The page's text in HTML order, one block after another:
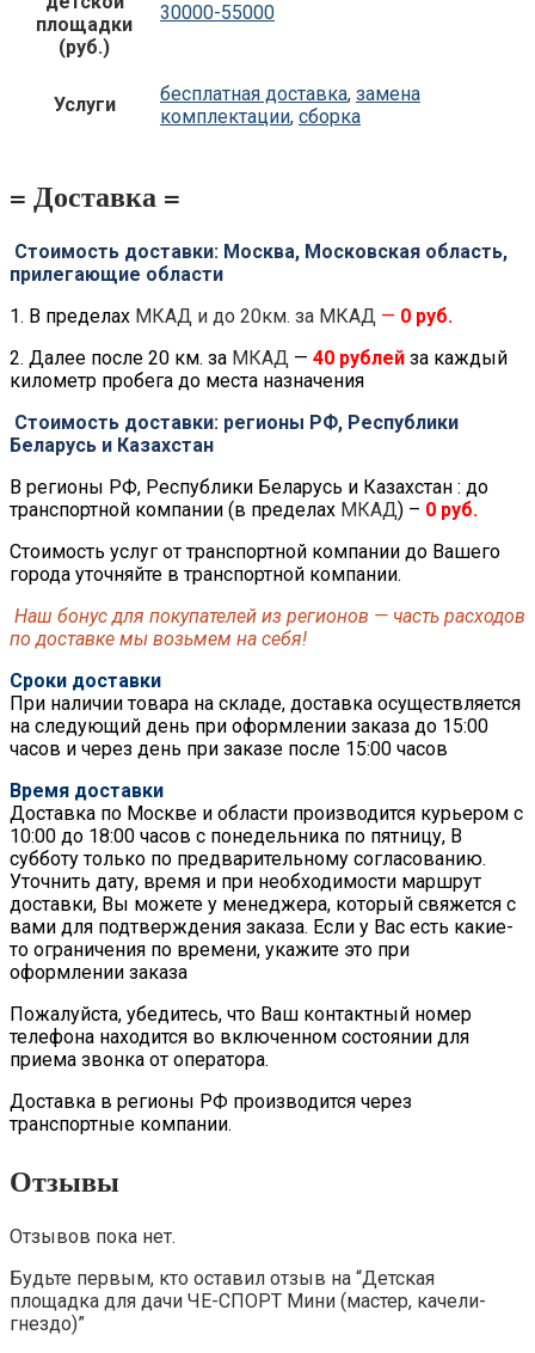
площадки
(руб.)
30000-55000
Услуги бесплатная доставка, замена
комплектации, сборка
= Доставка =
Стоимость доставки: Москва, Московская область,
прилегающие области
1. В пределах МКАД и до 20км. за МКАД — 0 руб.
2. Далее после 20 км. за МКАД — 40 рублей за каждый
километр пробега до места назначения
Стоимость доставки: регионы РФ, Республики
Беларусь и Казахстан
В регионы РФ, Республики Беларусь и Казахстан : до
транспортной компании (в пределах МКАД) – 0 руб.
Стоимость услуг от транспортной компании до Вашего
города уточняйте в транспортной компании.
Наш бонус для покупателей из регионов — часть расходов
по доставке мы возьмем на себя!
Сроки доставки
При наличии товара на складе, доставка осуществляется
на следующий день при оформлении заказа до 15:00
часов и через день при заказе после 15:00 часов
Время доставки
Доставка по Москве и области производится курьером с
10:00 до 18:00 часов с понедельника по пятницу, В
субботу только по предварительному согласованию.
Уточнить дату, время и при необходимости маршрут
доставки, Вы можете у менеджера, который свяжется с
вами для подтверждения заказа. Если у Вас есть какие-
то ограничения по времени, укажите это при
оформлении заказа
Пожалуйста, убедитесь, что Ваш контактный номер
телефона находится во включенном состоянии для
приема звонка от оператора.
Доставка в регионы РФ производится через
транспортные компании.
Отзывы
Отзывов пока нет.
Будьте первым, кто оставил отзыв на “Детская
площадка для дачи ЧЕ-СПОРТ Мини (мастер, качели-
гнездо)”